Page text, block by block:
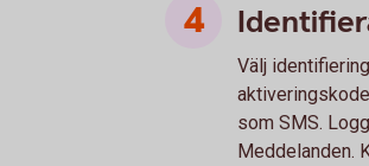
Välj
som SMS.
Meddelanden.